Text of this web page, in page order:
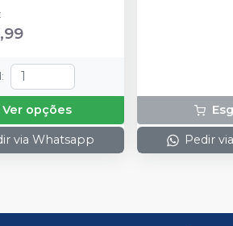
™; XT Pasta
de pasta
(250 ml); Express ™
1 cartucho
Misturadoras
:
:
Ver opções
via Whatsapp Pedir